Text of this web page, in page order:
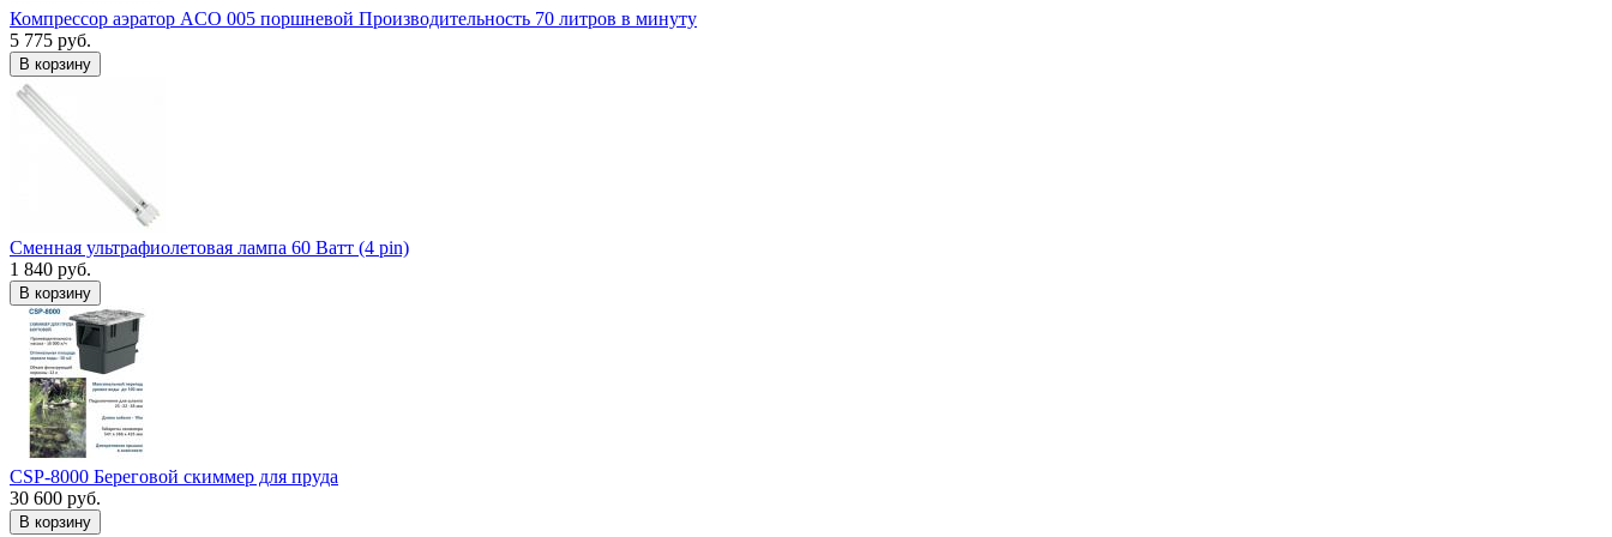
Компрессор аэратор ACO 005 поршневой Производительность 70 литров в минуту
5 775 руб.
В корзину
Сменная ультрафиолетовая лампа 60 Ватт (4 pin)
1 840 руб.
В корзину
CSP-8000 Береговой скиммер для пруда
30 600 руб.
В корзину